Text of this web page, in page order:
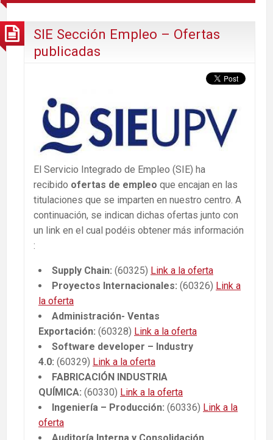
SIE Sección Empleo – Ofertas
publicadas
El Servicio Integrado de Empleo (SIE) ha
recibido ofertas de empleo que encajan en las
titulaciones que se imparten en nuestro centro. A
continuación, se indican dichas ofertas junto con
un link en el cual podéis obtener más información
:
Supply Chain: (60325) Link a la oferta
Proyectos Internacionales: (60326) Link a
la oferta
Administración- Ventas
Exportación: (60328) Link a la oferta
Software developer – Industry
4.0: (60329) Link a la oferta
FABRICACIÓN INDUSTRIA
QUÍMICA: (60330) Link a la oferta
Ingeniería – Producción: (60336) Link a la
oferta